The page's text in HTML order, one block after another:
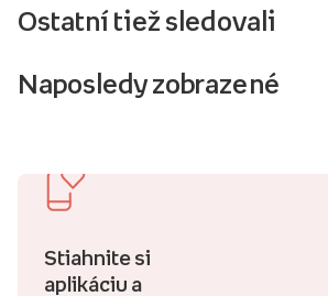
Ostatní tiež sledovali
Naposledy zobrazené
Stiahnite si
aplikáciu a